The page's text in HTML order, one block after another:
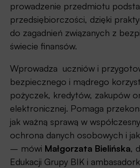
prowadzenie przedmiotu
przedsiębiorczości, dzięki
do zagadnień związanych z
świecie finansów.
Wprowadza uczniów i
bezpiecznego i mądrego
pożyczek, kredytów, zakupów
elektronicznej. Pomaga
jak ważną sprawą w
ochrona danych osobowych i
– mówi Małgorzata Bielińska,
Edukacji Grupy BIK i